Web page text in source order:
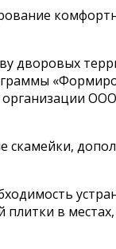
дворовых
скамейки,
в